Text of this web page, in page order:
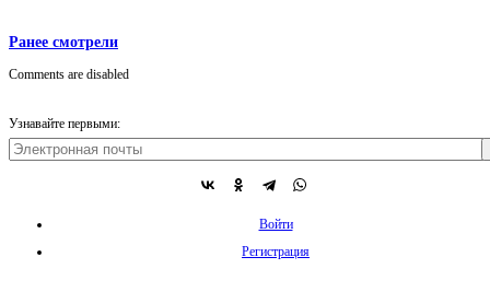
Ранее смотрели
Comments are disabled
Узнавайте первыми:
Войти
Регистрация